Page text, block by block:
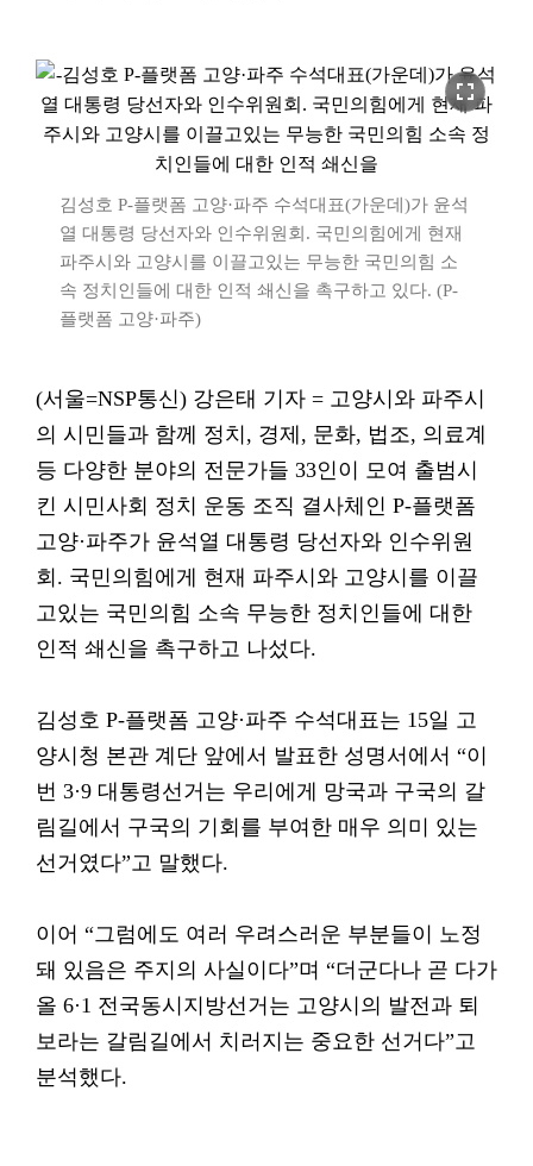
fullscreen
김성호 P-플랫폼 고양·파주 수석대표(가운데)가 윤석
열 대통령 당선자와 인수위원회. 국민의힘에게 현재
파주시와 고양시를 이끌고있는 무능한 국민의힘 소
속 정치인들에 대한 인적 쇄신을 촉구하고 있다. (P-
플랫폼 고양·파주)
(서울=NSP통신) 강은태 기자 = 고양시와 파주시
의 시민들과 함께 정치, 경제, 문화, 법조, 의료계
등 다양한 분야의 전문가들 33인이 모여 출범시
킨 시민사회 정치 운동 조직 결사체인 P-플랫폼
고양·파주가 윤석열 대통령 당선자와 인수위원
회. 국민의힘에게 현재 파주시와 고양시를 이끌
고있는 국민의힘 소속 무능한 정치인들에 대한
인적 쇄신을 촉구하고 나섰다.
김성호 P-플랫폼 고양·파주 수석대표는 15일 고
양시청 본관 계단 앞에서 발표한 성명서에서 “이
번 3·9 대통령선거는 우리에게 망국과 구국의 갈
림길에서 구국의 기회를 부여한 매우 의미 있는
선거였다”고 말했다.
이어 “그럼에도 여러 우려스러운 부분들이 노정
돼 있음은 주지의 사실이다”며 “더군다나 곧 다가
올 6·1 전국동시지방선거는 고양시의 발전과 퇴
보라는 갈림길에서 치러지는 중요한 선거다”고
분석했다.